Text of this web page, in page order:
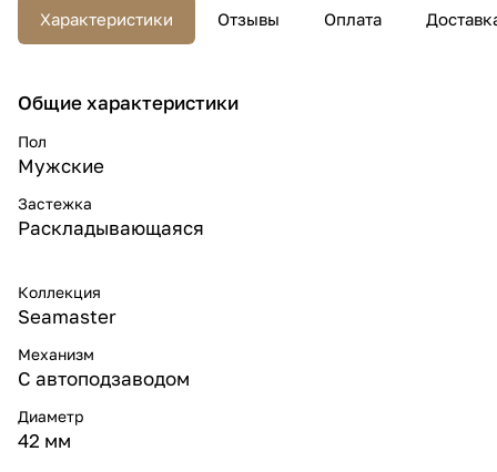
Характеристики Отзывы Оплата
Общие характеристики
Пол
Мужские
Застежка
Раскладывающаяся
Коллекция
Seamaster
Механизм
С автоподзаводом
Диаметр
42 мм